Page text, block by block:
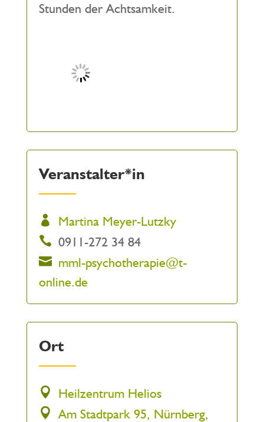
Stunden der Achtsamkeit.
Veranstalter*in
Martina Meyer-Lutzky
0911-272 34 84
mml-psychotherapie@t-
online.de
Ort
Heilzentrum Helios
Am Stadtpark 95, Nürnberg,